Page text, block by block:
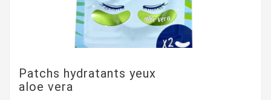
Patchs hydratants yeux
aloe vera